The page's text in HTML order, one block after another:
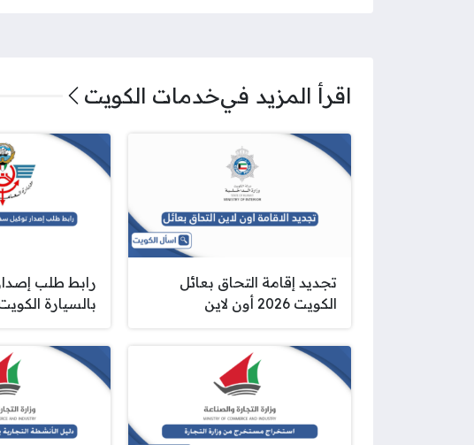
اقرأ المزيد فيخدمات الكويت
تجديد إقامة التحاق بعائل
الكويت 2026 أون لاين
رابط طلب
بالسيارة